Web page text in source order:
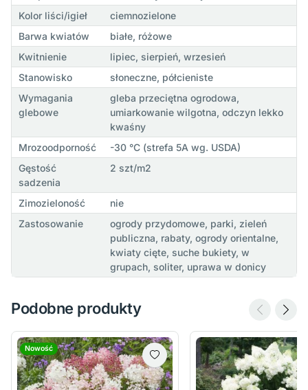
Kolor liści/igieł
ciemnozielone
Barwa kwiatów
białe, różowe
Kwitnienie
lipiec, sierpień, wrzesień
Stanowisko
słoneczne, półcieniste
Wymagania
glebowe
gleba przeciętna ogrodowa,
umiarkowanie wilgotna, odczyn lekko
kwaśny
Mrozoodporność
-30 °C (strefa 5A wg. USDA)
Gęstość
sadzenia
2 szt/m2
Zimozieloność
nie
Zastosowanie
ogrody przydomowe, parki, zieleń
publiczna, rabaty, ogrody orientalne,
kwiaty cięte, suche bukiety, w
grupach, soliter, uprawa w donicy
Podobne produkty
Nowość